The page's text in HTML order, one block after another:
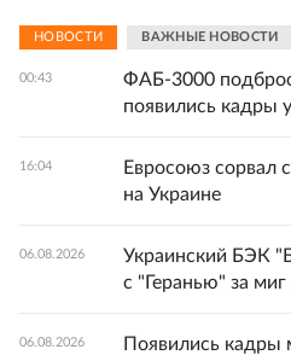
НОВОСТИ ВАЖНЫЕ НОВОСТИ
00:43
ФАБ-3000
появились кадры
16:04
Евросоюз сорвал
на Украине
06.08.2026
Украинский БЭК
с "Геранью" за
06.08.2026
Появились кадры